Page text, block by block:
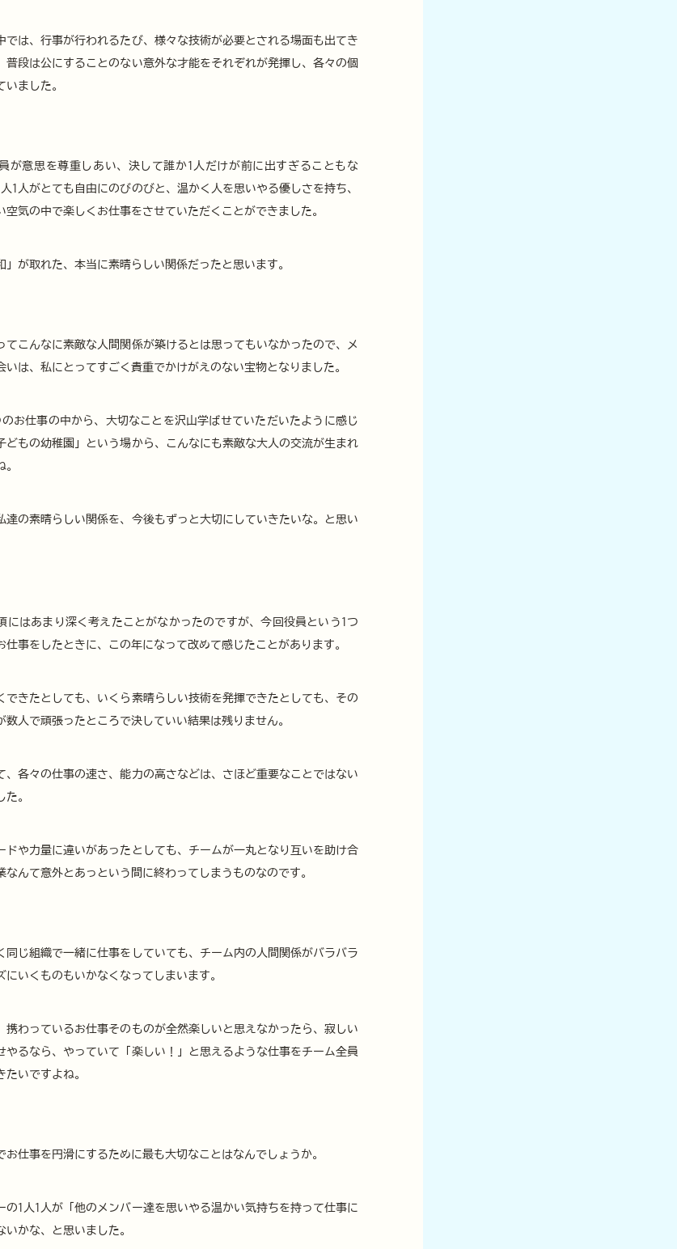
では、行事が行われるたび、様々な技術が必要とされる場面も出てき
普段は公にすることのない意外な才能をそれぞれが発揮し、各々の個
いました。
が意思を尊重しあい、決して誰か1人だけが前に出すぎることもな
1人がとても自由にのびのびと、温かく人を思いやる優しさを持ち、
空気の中で楽しくお仕事をさせていただくことができました。
」が取れた、本当に素晴らしい関係だったと思います。
てこんなに素敵な人間関係が築けるとは思ってもいなかったので、メ
いは、私にとってすごく貴重でかけがえのない宝物となりました。
お仕事の中から、大切なことを沢山学ばせていただいたように感じ
どもの幼稚園」という場から、こんなにも素敵な大人の交流が生まれ
達の素晴らしい関係を、今後もずっと大切にしていきたいな。と思い
にはあまり深く考えたことがなかったのですが、今回役員という1つ
仕事をしたときに、この年になって改めて感じたことがあります。
できたとしても、いくら素晴らしい技術を発揮できたとしても、その
数人で頑張ったところで決していい結果は残りません。
、各々の仕事の速さ、能力の高さなどは、さほど重要なことではない
た。
ドや力量に違いがあったとしても、チームが一丸となり互いを助け合
なんて意外とあっという間に終わってしまうものなのです。
同じ組織で一緒に仕事をしていても、チーム内の人間関係がバラバラ
にいくものもいかなくなってしまいます。
携わっているお仕事そのものが全然楽しいと思えなかったら、寂しい
やるなら、やっていて「楽しい！」と思えるような仕事をチーム全員
たいですよね。
お仕事を円滑にするために最も大切なことはなんでしょうか。
の1人1人が「他のメンバー達を思いやる温かい気持ちを持って仕事に
いかな、と思いました。